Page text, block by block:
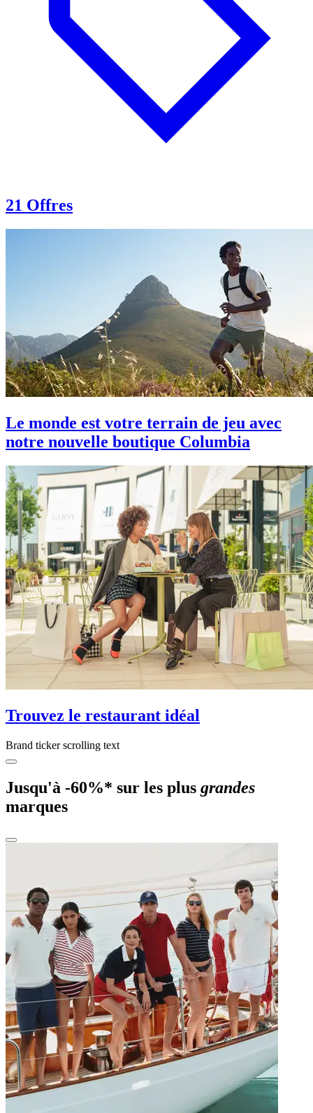
21 Offres
Le monde est votre terrain de jeu avec
notre nouvelle boutique Columbia
Trouvez le restaurant idéal
Brand ticker scrolling text
Jusqu'à -60%* sur les plus grandes
marques